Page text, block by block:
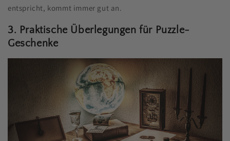
entspricht, kommt immer gut an.
3. Praktische Überlegungen für Puzzle-
Geschenke